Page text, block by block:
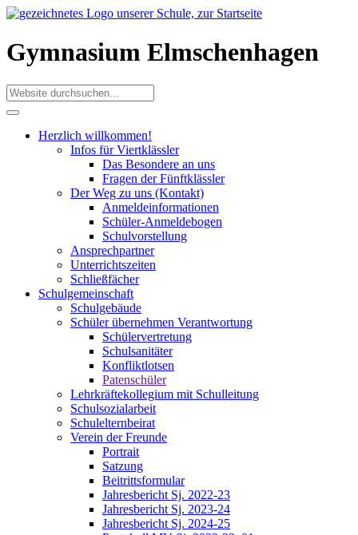
Gymnasium Elmschenhagen
Herzlich willkommen!
Infos für Viertklässler
Das Besondere an uns
Fragen der Fünftklässler
Der Weg zu uns (Kontakt)
Anmeldeinformationen
Schüler-Anmeldebogen
Schulvorstellung
Ansprechpartner
Unterrichtszeiten
Schließfächer
Schulgemeinschaft
Schulgebäude
Schüler übernehmen Verantwortung
Schülervertretung
Schulsanitäter
Konfliktlotsen
Patenschüler
Lehrkräftekollegium mit Schulleitung
Schulsozialarbeit
Schulelternbeirat
Verein der Freunde
Portrait
Satzung
Beitrittsformular
Jahresbericht Sj. 2022-23
Jahresbericht Sj. 2023-24
Jahresbericht Sj. 2024-25